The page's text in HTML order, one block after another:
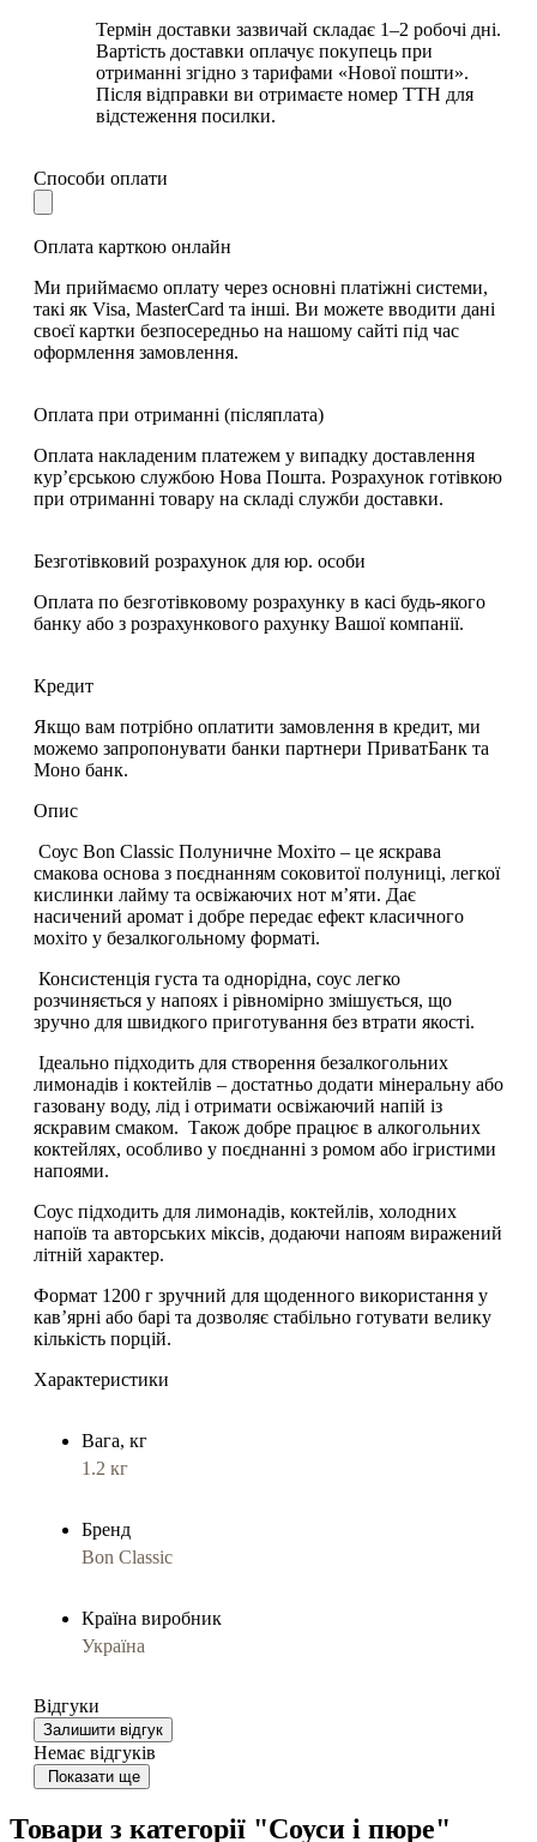
Термін доставки зазвичай складає 1–2 робочі дні.
Вартість доставки оплачує покупець при
отриманні згідно з тарифами «Нової пошти».
Після відправки ви отримаєте номер ТТН для
відстеження посилки.
Способи оплати
Оплата карткою онлайн
Ми приймаємо оплату через основні платіжні системи,
такі як Visa, MasterCard та інші. Ви можете вводити дані
своєї картки безпосередньо на нашому сайті під час
оформлення замовлення.
Оплата при отриманні (післяплата)
Оплата накладеним платежем у випадку доставлення
кур’єрською службою Нова Пошта. Розрахунок готівкою
при отриманні товару на складі служби доставки.
Безготівковий розрахунок для юр. особи
Оплата по безготівковому розрахунку в касі будь-якого
банку або з розрахункового рахунку Вашої компанії.
Кредит
Якщо вам потрібно оплатити замовлення в кредит, ми
можемо запропонувати банки партнери ПриватБанк та
Моно банк.
Опис
Соус Bon Classic Полуничне Мохіто – це яскрава
смакова основа з поєднанням соковитої полуниці, легкої
кислинки лайму та освіжаючих нот м’яти. Дає
насичений аромат і добре передає ефект класичного
мохіто у безалкогольному форматі.
Консистенція густа та однорідна, соус легко
розчиняється у напоях і рівномірно змішується, що
зручно для швидкого приготування без втрати якості.
Ідеально підходить для створення безалкогольних
лимонадів і коктейлів – достатньо додати мінеральну або
газовану воду, лід і отримати освіжаючий напій із
яскравим смаком. Також добре працює в алкогольних
коктейлях, особливо у поєднанні з ромом або ігристими
напоями.
Соус підходить для лимонадів, коктейлів, холодних
напоїв та авторських міксів, додаючи напоям виражений
літній характер.
Формат 1200 г зручний для щоденного використання у
кав’ярні або барі та дозволяє стабільно готувати велику
кількість порцій.
Характеристики
Вага, кг
1.2 кг
Бренд
Bon Classic
Країна виробник
Україна
Відгуки
Залишити відгук
Немає відгуків
Показати ще
Товари з категорії "Соуси і пюре"